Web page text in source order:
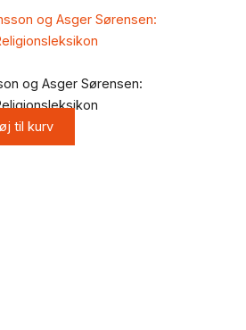
og Asger Sørensen:
til kurv